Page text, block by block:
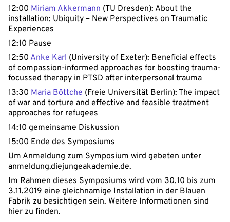
12:00 Miriam Akkermann (TU Dresden): About the
installation: Ubiquity – New Perspectives on Traumatic
Experiences
12:10 Pause
12:50 Anke Karl (University of Exeter): Beneficial effects
of compassion-informed approaches for boosting trauma-
focussed therapy in PTSD after interpersonal trauma
13:30 Maria Böttche (Freie Universität Berlin): The impact
of war and torture and effective and feasible treatment
approaches for refugees
14:10 gemeinsame Diskussion
15:00 Ende des Symposiums
Um Anmeldung zum Symposium wird gebeten unter
anmeldung.diejungeakademie.de.
Im Rahmen dieses Symposiums wird vom 30.10 bis zum
3.11.2019 eine gleichnamige Installation in der Blauen
Fabrik zu besichtigen sein. Weitere Informationen sind
hier zu finden.